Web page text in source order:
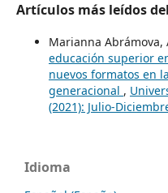
Artículos más leídos
Marianna Abrámova,
educación superior
nuevos formatos en
generacional ,
(2021): Julio-
Idioma